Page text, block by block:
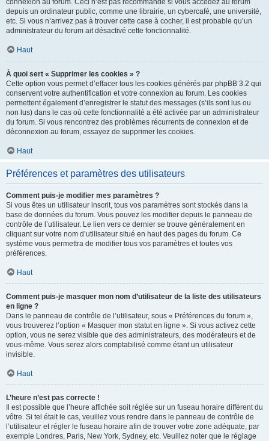
connexion au forum. Ceci n’est pas recommandé si vous accédez au forum
depuis un ordinateur public, comme une librairie, un cybercafé, une université,
etc. Si vous n’arrivez pas à trouver cette case à cocher, il est probable qu’un
administrateur du forum ait désactivé cette fonctionnalité.
Haut
À quoi sert « Supprimer les cookies » ?
Cette option vous permet d’effacer tous les cookies générés par phpBB 3.2 qui
conservent votre authentification et votre connexion au forum. Les cookies
permettent également d’enregistrer le statut des messages (s’ils sont lus ou
non lus) dans le cas où cette fonctionnalité a été activée par un administrateur
du forum. Si vous rencontrez des problèmes récurrents de connexion et de
déconnexion au forum, essayez de supprimer les cookies.
Haut
Préférences et paramètres des utilisateurs
Comment puis-je modifier mes paramètres ?
Si vous êtes un utilisateur inscrit, tous vos paramètres sont stockés dans la
base de données du forum. Vous pouvez les modifier depuis le panneau de
contrôle de l’utilisateur. Le lien vers ce dernier se trouve généralement en
cliquant sur votre nom d’utilisateur situé en haut des pages du forum. Ce
système vous permettra de modifier tous vos paramètres et toutes vos
préférences.
Haut
Comment puis-je masquer mon nom d’utilisateur de la liste des utilisateurs
en ligne ?
Dans le panneau de contrôle de l’utilisateur, sous « Préférences du forum »,
vous trouverez l’option « Masquer mon statut en ligne ». Si vous activez cette
option, vous ne serez visible que des administrateurs, des modérateurs et de
vous-même. Vous serez alors comptabilisé comme étant un utilisateur
invisible.
Haut
L’heure n’est pas correcte !
Il est possible que l’heure affichée soit réglée sur un fuseau horaire différent du
vôtre. Si tel était le cas, veuillez vous rendre dans le panneau de contrôle de
l’utilisateur et régler le fuseau horaire afin de trouver votre zone adéquate, par
exemple Londres, Paris, New York, Sydney, etc. Veuillez noter que le réglage